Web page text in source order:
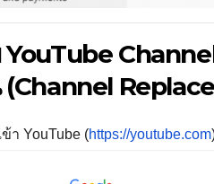
YouTube
(Channel
ข้า YouTube (https://youtube.com